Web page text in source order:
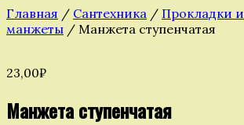
Главная / Сантехника / Прокладки и
манжеты / Манжета ступенчатая
23,00₽
Манжета ступенчатая